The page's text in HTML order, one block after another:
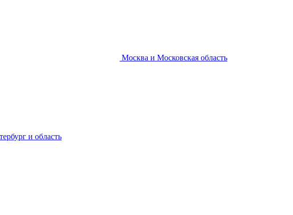
Москва и Московская область
и область